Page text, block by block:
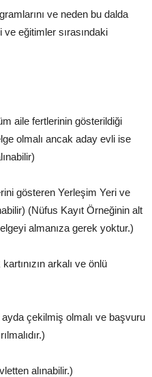
ve neden bu dalda
eğitimler sırasındaki
aile fertlerinin gösterildiği
olmalı ancak aday evli ise
gösteren Yerleşim Yeri ve
(Nüfus Kayıt Örneğinin alt
almanıza gerek yoktur.)
arkalı ve önlü
çekilmiş olmalı ve başvuru
alınabilir.)